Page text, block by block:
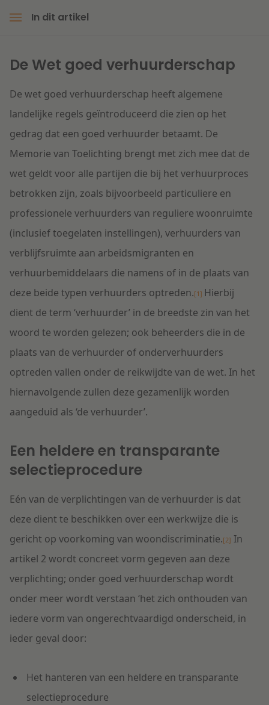
In dit artikel
De Wet goed verhuurderschap
De wet goed verhuurderschap heeft algemene
landelijke regels geïntroduceerd die zien op het
gedrag dat een goed verhuurder betaamt. De
Memorie van Toelichting brengt met zich mee dat de
wet geldt voor alle partijen die bij het verhuurproces
betrokken zijn, zoals bijvoorbeeld particuliere en
professionele verhuurders van reguliere woonruimte
(inclusief toegelaten instellingen), verhuurders van
verblijfsruimte aan arbeidsmigranten en
verhuurbemiddelaars die namens of in de plaats van
deze beide typen verhuurders optreden.[1] Hierbij
dient de term ‘verhuurder’ in de breedste zin van het
woord te worden gelezen; ook beheerders die in de
plaats van de verhuurder of onderverhuurders
optreden vallen onder de reikwijdte van de wet. In het
hiernavolgende zullen deze gezamenlijk worden
aangeduid als ‘de verhuurder’.
Een heldere en transparante
selectieprocedure
Eén van de verplichtingen van de verhuurder is dat
deze dient te beschikken over een werkwijze die is
gericht op voorkoming van woondiscriminatie.[2] In
artikel 2 wordt concreet vorm gegeven aan deze
verplichting; onder goed verhuurderschap wordt
onder meer wordt verstaan ‘het zich onthouden van
iedere vorm van ongerechtvaardigd onderscheid, in
ieder geval door:
Het hanteren van een heldere en transparante
selectieprocedure